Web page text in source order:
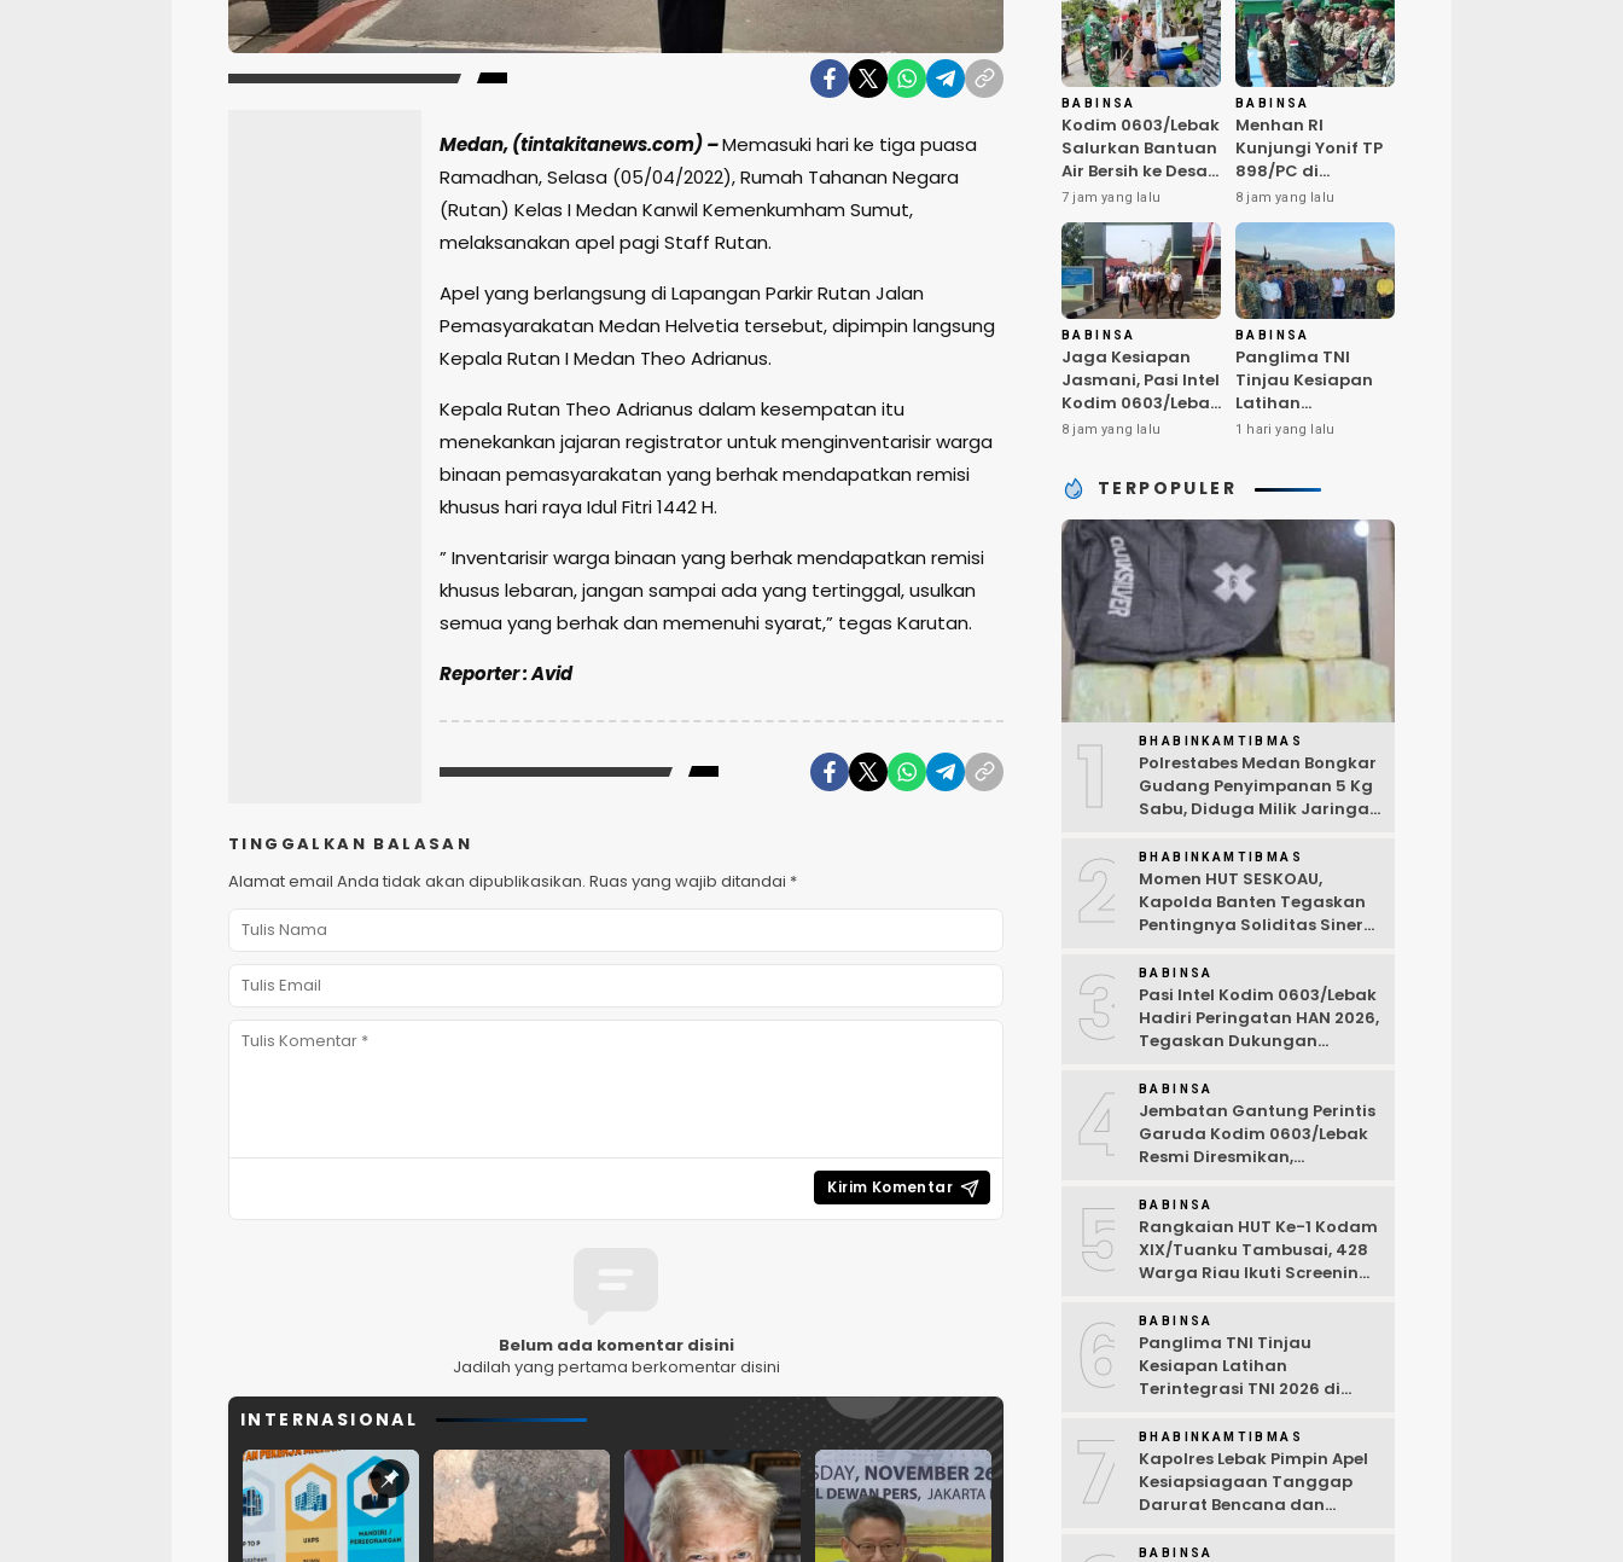
Medan, (tintakitanews.com) –Memasuki hari ke tiga puasa
Ramadhan, Selasa (05/04/2022), Rumah Tahanan Negara
(Rutan) Kelas I Medan Kanwil Kemenkumham Sumut,
melaksanakan apel pagi Staff Rutan.
Apel yang berlangsung di Lapangan Parkir Rutan Jalan
Pemasyarakatan Medan Helvetia tersebut, dipimpin langsung
Kepala Rutan I Medan Theo Adrianus.
Kepala Rutan Theo Adrianus dalam kesempatan itu
menekankan jajaran registrator untuk menginventarisir warga
binaan pemasyarakatan yang berhak mendapatkan remisi
khusus hari raya Idul Fitri 1442 H.
” Inventarisir warga binaan yang berhak mendapatkan remisi
khusus lebaran, jangan sampai ada yang tertinggal, usulkan
semua yang berhak dan memenuhi syarat,” tegas Karutan.
Reporter : Avid
TINGGALKAN BALASAN
Alamat email Anda tidak akan dipublikasikan. Ruas yang wajib ditandai *
Belum ada komentar disini
Jadilah yang pertama berkomentar disini
INTERNASIONAL
BABINSA
Kodim 0603/Lebak
Salurkan Bantuan
Air Bersih ke Desa
Bungurmekar,
Ringankan Beban
Warga
Terdampak
Kemarau
7 jam yang lalu
BABINSA
Menhan RI
Kunjungi Yonif TP
898/PC di
Kampar,
Tegaskan
Kualitas SDM
Kunci Kekuatan
TNI
8 jam yang lalu
BABINSA
Jaga Kesiapan
Jasmani, Pasi Intel
Kodim 0603/Lebak
Pimpin Pembinaan
8 jam yang lalu
BABINSA
Panglima TNI
Tinjau Kesiapan
Latihan
Terintegrasi TNI
1 hari yang lalu
TERPOPULER
1 BHABINKAMTIBMAS
Polrestabes Medan Bongkar
Gudang Penyimpanan 5 Kg
Sabu, Diduga Milik Jaringan
2 BHABINKAMTIBMAS
Momen HUT SESKOAU,
Kapolda Banten Tegaskan
Pentingnya Soliditas Sinergi
3 BABINSA
Pasi Intel Kodim 0603/Lebak
Hadiri Peringatan HAN 2026,
Tegaskan Dukungan
Ramah Anak
4 BABINSA
Jembatan Gantung Perintis
Garuda Kodim 0603/Lebak
Resmi Diresmikan,
Desa Wanasalam
5 BABINSA
Rangkaian HUT Ke-1 Kodam
XIX/Tuanku Tambusai, 428
Warga Riau Ikuti Screening
6 BABINSA
Panglima TNI Tinjau
Kesiapan Latihan
Terintegrasi TNI 2026 di
7 BHABINKAMTIBMAS
Kapolres Lebak Pimpin Apel
Kesiapsiagaan Tanggap
Darurat Bencana dan
BABINSA